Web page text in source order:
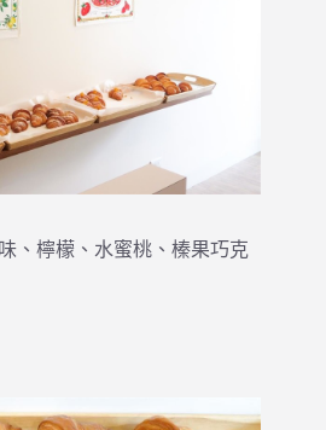
、檸檬、水蜜桃、榛果巧克